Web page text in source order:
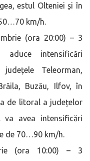
estul Olteniei și în
km/h.
(ora 20:00) – 3
intensificări
Teleorman,
Buzău, Ilfov, în
de litoral a județelor
va avea intensificări
de 70…90 km/h.
(ora 10:00) – 3